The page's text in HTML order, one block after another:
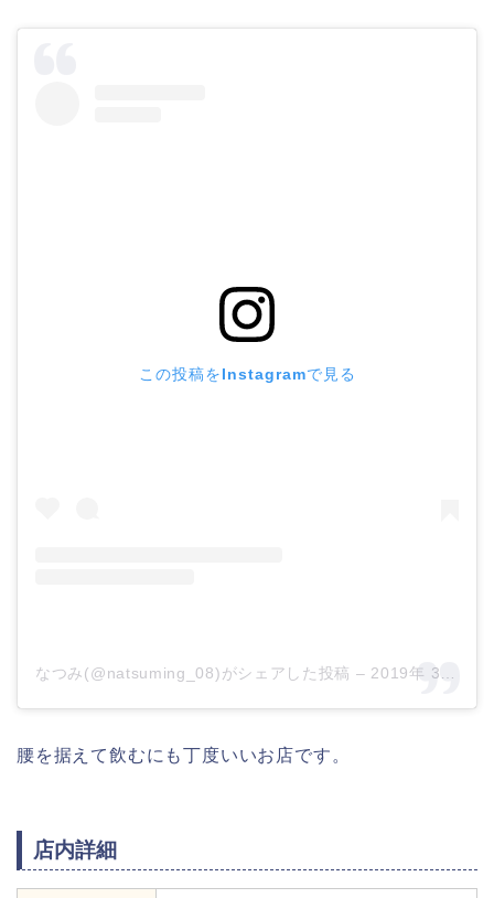
この投稿をInstagramで見る
なつみ(@natsuming_08)がシェアした投稿 – 2019年 3月月2日午前2時06分PST
腰を据えて飲むにも丁度いいお店です。
店内詳細